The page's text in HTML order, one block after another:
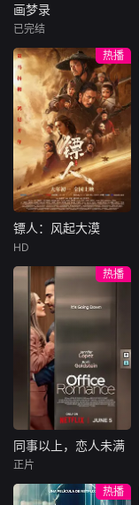
荒精神，斩获第五
届亚洲国际青年电
影展
画梦录
林柏叡
民国的上海滩，身
怀绝技的孤女画师
许雁真，意外与身
陷危局的融汇银行
总账姜心羽产生交
集。姜心羽遭人陷
害，只得与许雁真
结盟，彼时银行欲
将国宝名画低价卖
给外国人，许雁真
仿造名画、偷天换
日。几经波折，两
人联手在各方势力
的夹缝间巧妙周
旋，共历险阻，破
解重重困境。
画梦录
已完结
热播
镖人：风起大漠
于适
大漠之上，镖人、
官府、西域五大家
族等多方势力盘根
错节、暗潮涌动。
“天字第二号逃犯”
刀马接下特殊押镖
任务，和同伴一起
从西域护镖远赴长
安。不料，他们的
护送对象竟是“天字
郎……天下熙熙皆
镖人：风起大漠
HD
热播
同事以上，恋人未满
布雷特·戈德斯坦
同事以上，恋人未满
正片
热播